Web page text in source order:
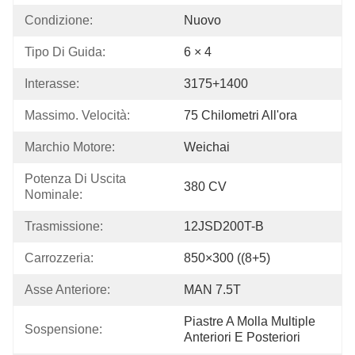
Condizione: Nuovo
Tipo Di Guida: 6 × 4
Interasse: 3175+1400
Massimo. Velocità: 75 Chilometri All'ora
Marchio Motore: Weichai
Potenza Di Uscita
Nominale:
380 CV
Trasmissione: 12JSD200T-B
Carrozzeria: 850×300 ((8+5)
Asse Anteriore: MAN 7.5T
Sospensione:
Piastre A Molla Multiple
Anteriori E Posteriori